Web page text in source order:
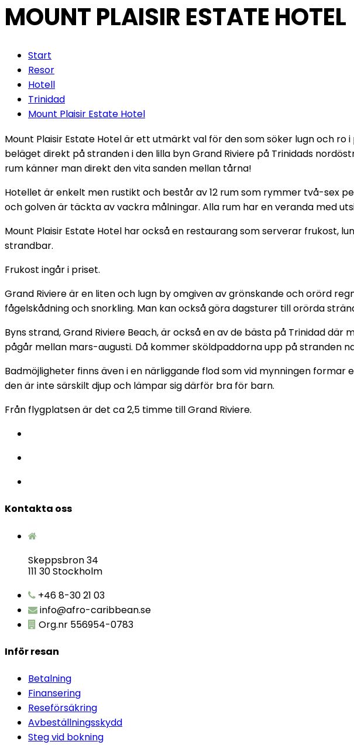
MOUNT PLAISIR ESTATE HOTEL
Start
Resor
Hotell
Trinidad
Mount Plaisir Estate Hotel
Mount Plaisir Estate Hotel är ett utmärkt val för den som söker lugn och
beläget direkt på stranden i den lilla byn Grand Riviere på Trinidads
rum känner man direkt den vita sanden mellan tårna!
Hotellet är enkelt men rustikt och består av 12 rum som rymmer två-sex
och golven är täckta av vackra målningar. Alla rum har en veranda med
Mount Plaisir Estate Hotel har också en restaurang som serverar frukost,
strandbar.
Frukost ingår i priset.
Grand Riviere är en liten och lugn by omgiven av grönskande och orörd
fågelskådning och snorkling. Man kan också göra dagsturer till orörda
Byns strand, Grand Riviere Beach, är också en av de bästa på Trinidad
pågår mellan mars-augusti. Då kommer sköldpaddorna upp på stranden
Badmöjligheter finns även i en närliggande flod som vid mynningen
den är inte särskilt djup och lämpar sig därför bra för barn.
Från flygplatsen är det ca 2,5 timme till Grand Riviere.
Kontakta oss
Skeppsbron 34
111 30 Stockholm
+46 8-30 21 03
info@afro-caribbean.se
Org.nr 556954-0783
Inför resan
Betalning
Finansering
Reseförsäkring
Avbeställningsskydd
Steg vid bokning